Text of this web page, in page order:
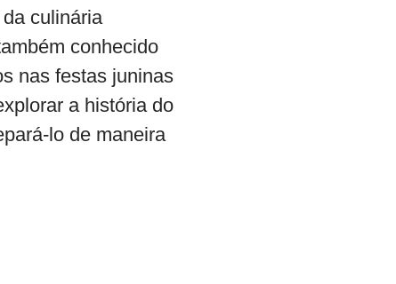
culinária
conhecido
nas festas juninas
a história do
lo de maneira